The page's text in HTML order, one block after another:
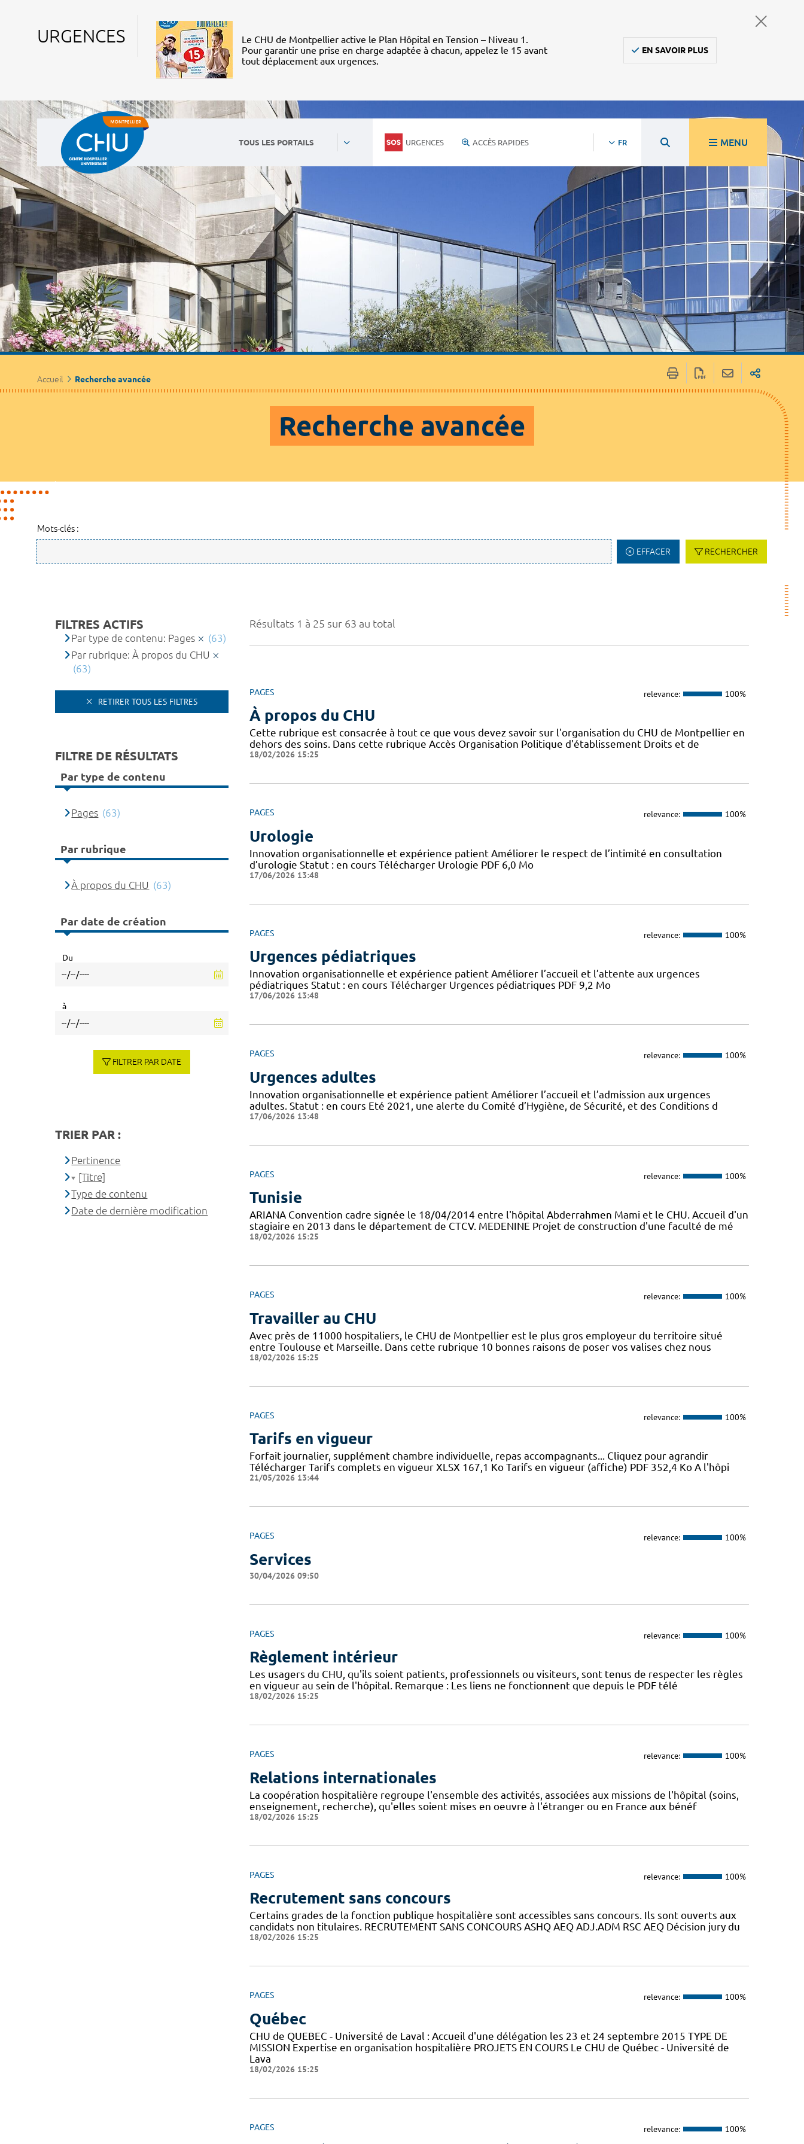
URGENCES
Le CHU de Montpellier active le Plan Hôpital en Tension – Niveau 1.
Pour garantir une prise en charge adaptée à chacun, appelez le 15 avant
tout déplacement aux urgences.
EN SAVOIR PLUS
TOUS LES PORTAILS URGENCES ACCÈS RAPIDES FR MENU
Accueil Recherche avancée
Recherche avancée
Mots-clés :
EFFACER RECHERCHER
Résultats 1 à 25 sur 63 au total
PAGES relevance: 100%
À propos du CHU
Cette rubrique est consacrée à tout ce que vous devez savoir sur l'organisation du CHU de Montpellier en
dehors des soins. Dans cette rubrique Accès Organisation Politique d'établissement Droits et de
18/02/2026 15:25
PAGES relevance: 100%
Urologie
Innovation organisationnelle et expérience patient Améliorer le respect de l’intimité en consultation
d’urologie Statut : en cours Télécharger Urologie PDF 6,0 Mo
17/06/2026 13:48
PAGES relevance: 100%
Urgences pédiatriques
Innovation organisationnelle et expérience patient Améliorer l’accueil et l’attente aux urgences
pédiatriques Statut : en cours Télécharger Urgences pédiatriques PDF 9,2 Mo
17/06/2026 13:48
PAGES relevance: 100%
Urgences adultes
Innovation organisationnelle et expérience patient Améliorer l’accueil et l’admission aux urgences
adultes. Statut : en cours Eté 2021, une alerte du Comité d’Hygiène, de Sécurité, et des Conditions d
17/06/2026 13:48
PAGES relevance: 100%
Tunisie
ARIANA Convention cadre signée le 18/04/2014 entre l'hôpital Abderrahmen Mami et le CHU. Accueil d'un
stagiaire en 2013 dans le département de CTCV. MEDENINE Projet de construction d'une faculté de mé
18/02/2026 15:25
PAGES relevance: 100%
Travailler au CHU
Avec près de 11000 hospitaliers, le CHU de Montpellier est le plus gros employeur du territoire situé
entre Toulouse et Marseille. Dans cette rubrique 10 bonnes raisons de poser vos valises chez nous
18/02/2026 15:25
PAGES relevance: 100%
Tarifs en vigueur
Forfait journalier, supplément chambre individuelle, repas accompagnants... Cliquez pour agrandir
Télécharger Tarifs complets en vigueur XLSX 167,1 Ko Tarifs en vigueur (affiche) PDF 352,4 Ko A l'hôpi
21/05/2026 13:44
PAGES relevance: 100%
Services
30/04/2026 09:50
PAGES relevance: 100%
Règlement intérieur
Les usagers du CHU, qu'ils soient patients, professionnels ou visiteurs, sont tenus de respecter les règles
en vigueur au sein de l'hôpital. Remarque : Les liens ne fonctionnent que depuis le PDF télé
18/02/2026 15:25
PAGES relevance: 100%
Relations internationales
La coopération hospitalière regroupe l'ensemble des activités, associées aux missions de l'hôpital (soins,
enseignement, recherche), qu'elles soient mises en oeuvre à l'étranger ou en France aux bénéf
18/02/2026 15:25
PAGES relevance: 100%
Recrutement sans concours
Certains grades de la fonction publique hospitalière sont accessibles sans concours. Ils sont ouverts aux
candidats non titulaires. RECRUTEMENT SANS CONCOURS ASHQ AEQ ADJ.ADM RSC AEQ Décision jury du
18/02/2026 15:25
PAGES relevance: 100%
Québec
CHU de QUEBEC - Université de Laval : Accueil d'une délégation les 23 et 24 septembre 2015 TYPE DE
MISSION Expertise en organisation hospitalière PROJETS EN COURS Le CHU de Québec - Université de
Lava
18/02/2026 15:25
PAGES relevance: 100%
FILTRES ACTIFS
Par type de contenu: Pages
(63)
Par rubrique: À propos du CHU
(63)
RETIRER TOUS LES FILTRES
FILTRE DE RÉSULTATS
Par type de contenu
Pages (63)
Par rubrique
À propos du CHU (63)
Par date de création
Du
à
FILTRER PAR DATE
TRIER PAR :
Pertinence
[Titre]
Type de contenu
Date de dernière modification